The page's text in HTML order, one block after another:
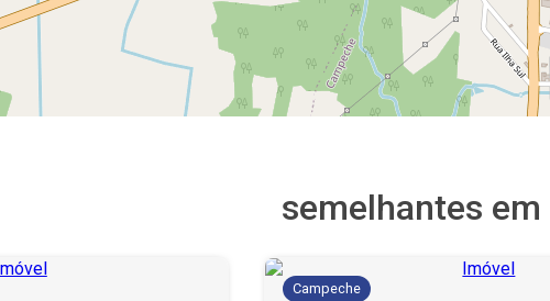
semelhantes em
Campeche